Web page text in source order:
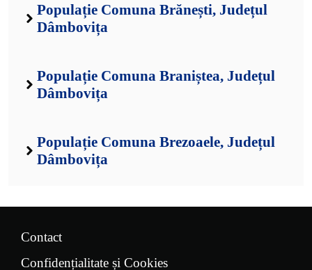
Populație Comuna Brănești, Județul
Dâmbovița
Populație Comuna Braniștea, Județul
Dâmbovița
Populație Comuna Brezoaele, Județul
Dâmbovița
Contact
Confidențialitate și Cookies